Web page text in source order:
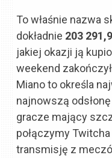
To właśnie nazwa
dokładnie 203
jakiej okazji ją
weekend
Miano to określa
najnowszą
gracze mający
połączymy
transmisję z